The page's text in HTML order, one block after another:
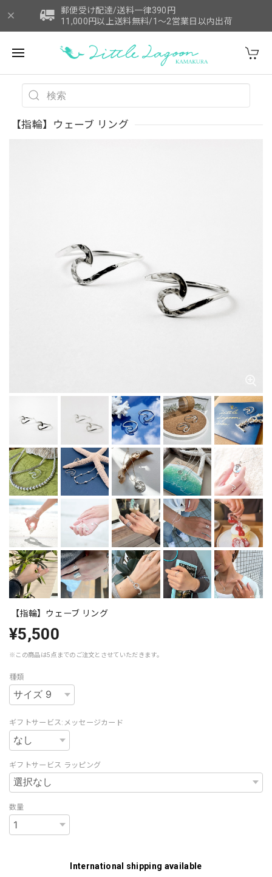
郵便受け配達/送料一律390円
11,000円以上送料無料/1～2営業日以内出荷
【指輪】ウェーブ リング
【指輪】ウェーブ リング
¥5,500
※この商品は5点までのご注文とさせていただきます。
種類
ギフトサービス:メッセージカード
ギフトサービス ラッピング
数量
International shipping available